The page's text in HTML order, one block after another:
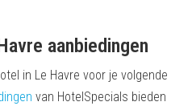
aanbiedingen
in Le Havre voor je volgende
van HotelSpecials bieden